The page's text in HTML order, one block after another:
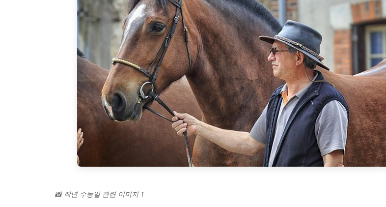
📸 작년 수능일 관련 이미지 1